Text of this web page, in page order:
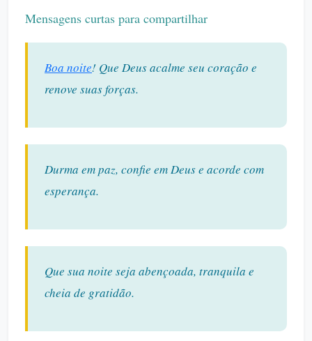
Mensagens curtas para compartilhar
Boa noite! Que Deus acalme seu coração e
renove suas forças.
Durma em paz, confie em Deus e acorde com
esperança.
Que sua noite seja abençoada, tranquila e
cheia de gratidão.